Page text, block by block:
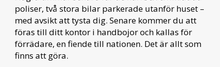
poliser, två stora bilar parkerade utanför huset –
med avsikt att tysta dig. Senare kommer du att
föras till ditt kontor i handbojor och kallas för
förrädare, en fiende till nationen. Det är allt som
finns att göra.